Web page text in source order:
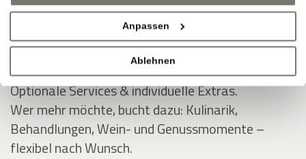
Anpassen
Ablehnen
Wellnessbereiche (ausgewählt), WLAN, Parken,
Guestpass, Zugang zu Außenanlagen und Gärten.
Apartment-Freiheit, Hotel-Extras.
Optionale Services & individuelle Extras.
Wer mehr möchte, bucht dazu: Kulinarik,
Behandlungen, Wein- und Genussmomente –
flexibel nach Wunsch.